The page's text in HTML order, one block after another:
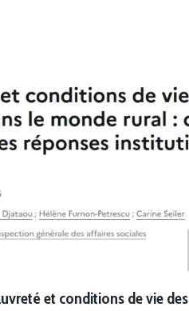
et conditions de vie des